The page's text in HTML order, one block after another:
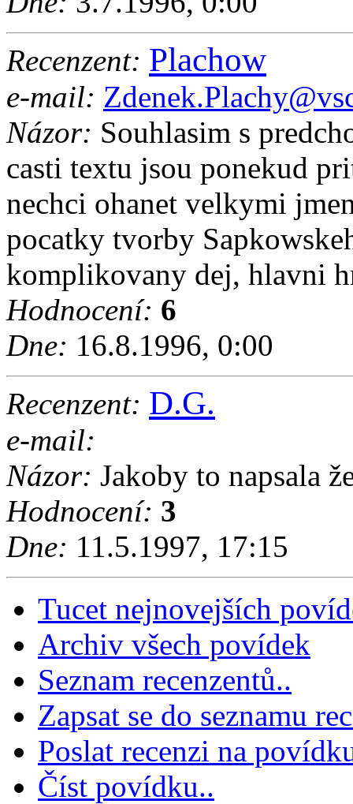
Recenzent: Plachow
e-mail:
Názor: Souhlasim s
casti textu jsou ponekud
nechci ohanet velkymi
pocatky tvorby
komplikovany dej, hlavni
Hodnocení: 6
Dne: 16.8.1996, 0:00
Recenzent: D.G.
e-mail:
Názor: Jakoby to napsala
Hodnocení: 3
Dne: 11.5.1997, 17:15
Tucet nejnovejších
Archiv všech povídek
Seznam recenzentů..
Zapsat se do seznamu
Poslat recenzi na
Číst povídku..